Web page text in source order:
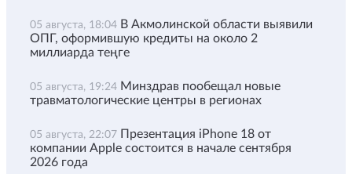
05 августа, 18:04 В Акмолинской области выявили
ОПГ, оформившую кредиты на около 2
миллиарда теңге
05 августа, 19:24 Минздрав пообещал новые
травматологические центры в регионах
05 августа, 22:07 Презентация iPhone 18 от
компании Apple состоится в начале сентября
2026 года